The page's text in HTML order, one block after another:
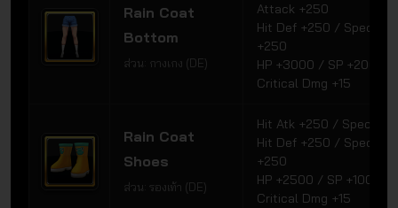
Rain Coat
Bottom
ส่วน: กางเกง (DE)
Attack +250
Hit Def +250 / Special
+250
HP +3000 / SP +2000
Critical Dmg +15
Rain Coat
Shoes
ส่วน: รองเท้า (DE)
Hit Atk +250 / Special
Hit Def +250 / Special
+250
HP +2500 / SP +1000
Critical Dmg +15